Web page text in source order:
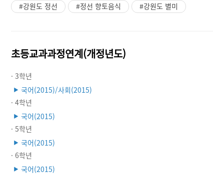
#강원도 정선 #정선 향토음식 #강원도 별미
초등교과과정연계(개정년도)
· 3학년
▶ 국어(2015)/사회(2015)
· 4학년
▶ 국어(2015)
· 5학년
▶ 국어(2015)
· 6학년
▶ 국어(2015)